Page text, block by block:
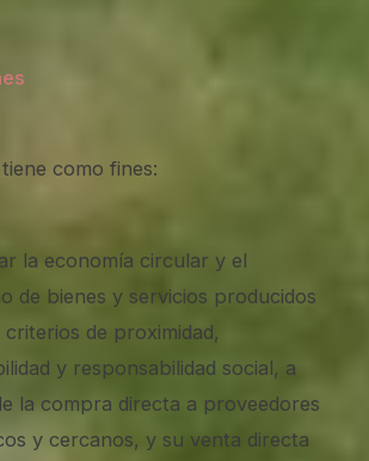
como fines:
la economía circular y el
de bienes y servicios producidos
criterios de proximidad,
y responsabilidad social, a
la compra directa a proveedores
y cercanos, y su venta directa